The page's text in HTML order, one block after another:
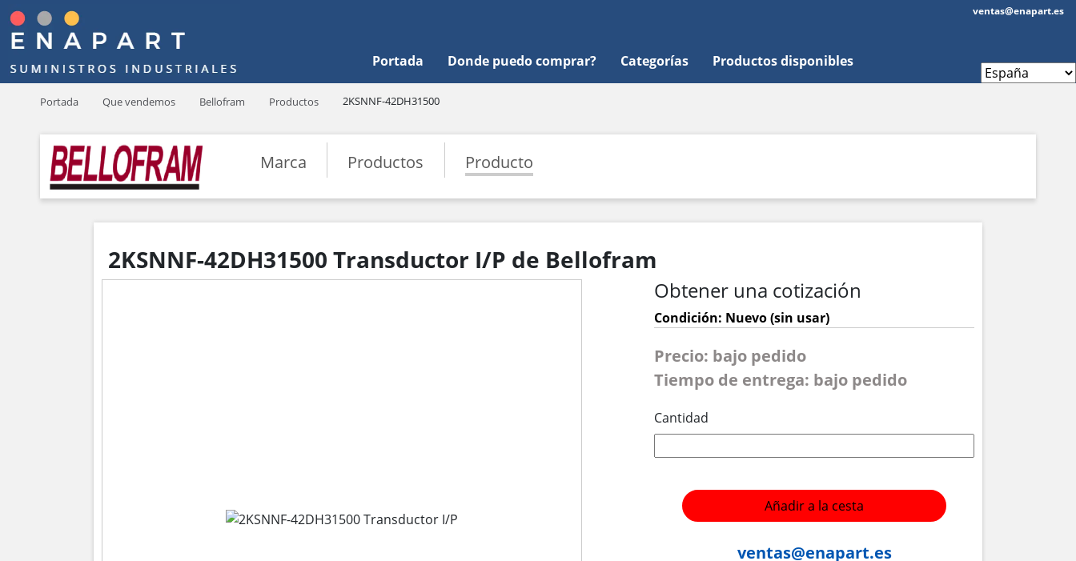
Portada Donde puedo comprar? Categorías Productos disponibles
ventas@enapart.es
Portada Que vendemos Bellofram Productos 2KSNNF-42DH31500
Marca Productos Producto
2KSNNF-42DH31500 Transductor I/P de Bellofram
Obtener una cotización
Condición: Nuevo (sin usar)
Precio: bajo pedido
Tiempo de entrega: bajo pedido
Cantidad
Añadir a la cesta
ventas@enapart.es